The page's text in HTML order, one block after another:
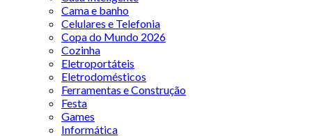
Cama e banho
Celulares e Telefonia
Copa do Mundo 2026
Cozinha
Eletroportáteis
Eletrodomésticos
Ferramentas e Construção
Festa
Games
Informática